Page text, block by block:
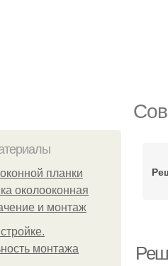
планки
околооконная
и монтаж
монтажа